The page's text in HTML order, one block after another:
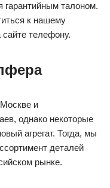
гарантийным талоном.
к нашему
сайте телефону.
и
однако некоторые
агрегат. Тогда, мы
деталей
рынке.